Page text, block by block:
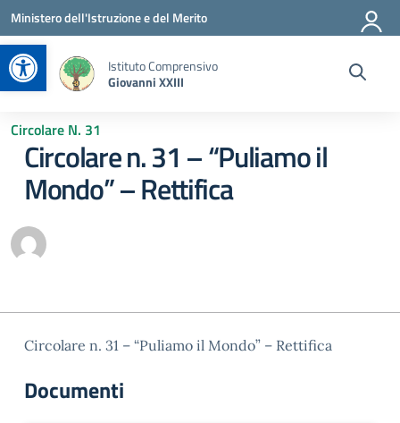
Apri la barra degli strumenti
Vai ai contenuti
Vai al menu di navigazione
Vai al footer
Ministero dell'Istruzione e del Merito
Istituto Comprensivo
Giovanni XXIII
Circolare N. 31
Circolare n. 31 – “Puliamo il
Mondo” – Rettifica
Circolare n. 31 – “Puliamo il Mondo” – Rettifica
Documenti